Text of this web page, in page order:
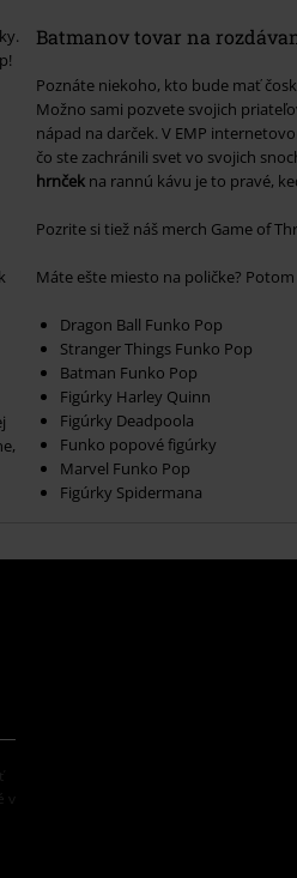
Batmanov tovar na
Poznáte niekoho, kto bude mať
Možno sami pozvete svojich
nápad na darček. V EMP
čo ste zachránili svet vo svojich
hrnčekna rannú kávu je to pravé,
Pozrite si tiež náš merch Game of
Máte ešte miesto na poličke?
Dragon Ball Funko Pop
Stranger Things Funko Pop
Batman Funko Pop
Figúrky Harley Quinn
Figúrky Deadpoola
Funko popové figúrky
Marvel Funko Pop
Figúrky Spidermana